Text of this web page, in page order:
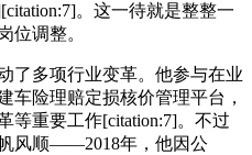
。这一待就是整整一
位调整。
了多项行业变革。他参与在业
车险理赔定损核价管理平台，
等重要工作[citation:7]。不过
风顺——2018年，他因公